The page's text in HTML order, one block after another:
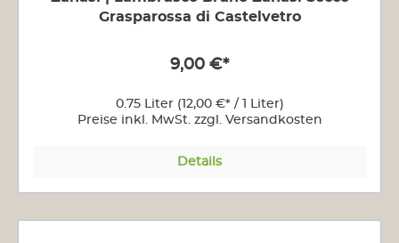
Grasparossa di Castelvetro
9,00 €*
0.75 Liter (12,00 €* / 1 Liter)
Preise inkl. MwSt. zzgl. Versandkosten
Details